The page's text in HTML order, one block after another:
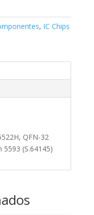
, IC Chips
QFN-32
5593 (S.64145)